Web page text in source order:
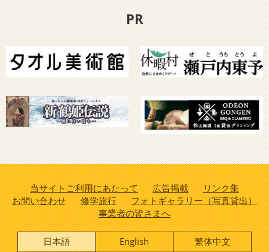
PR
当サイトご利用にあたって 広告掲載
リンク集
お問い合わせ
修学旅行
フォトギャラリー（写真貸出）
事業者の皆さまへ
日本語 English 繁体中文